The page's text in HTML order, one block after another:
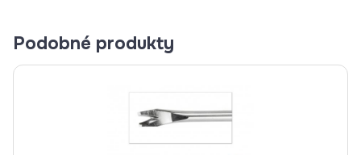
Podobné produkty